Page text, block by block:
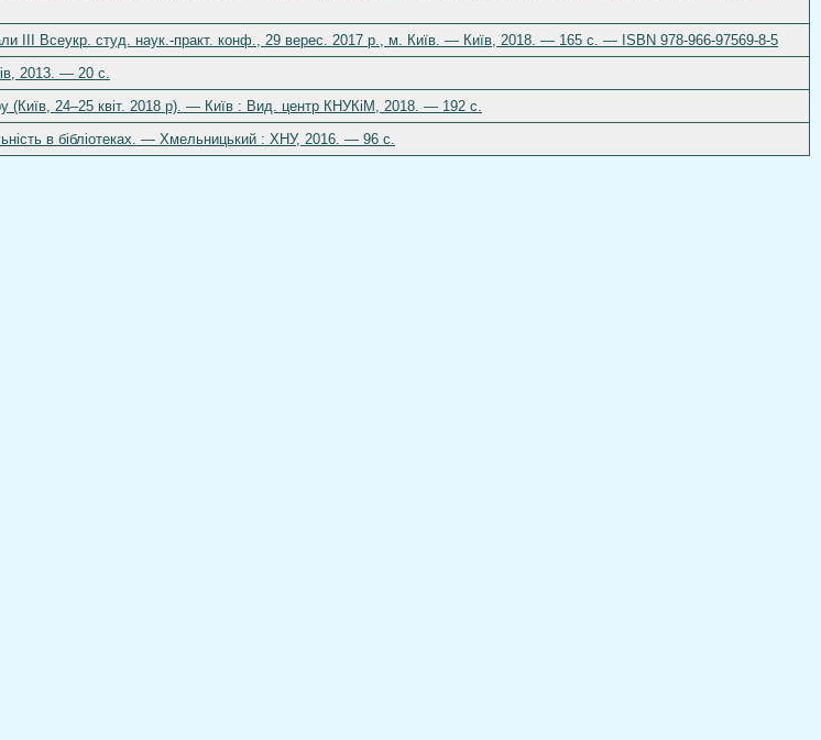
ІІІ Всеукр. студ. наук.-практ. конф., 29 верес. 2017 р., м. Київ. — Київ, 2018. — 165 с. — ISBN 978-966-97569-8-5
2013. — 20 с.
(Київ, 24–25 квіт. 2018 р). — Київ : Вид. центр КНУКіМ, 2018. — 192 с.
в бібліотеках. — Хмельницький : ХНУ, 2016. — 96 с.